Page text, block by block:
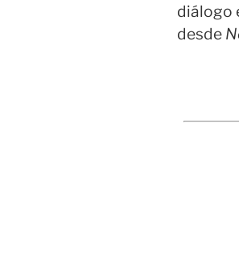
diálogo
desde